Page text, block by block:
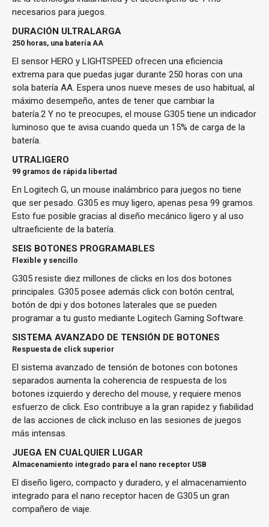
necesarios para juegos.
DURACIÓN ULTRALARGA
250 horas, una batería AA
El sensor HERO y LIGHTSPEED ofrecen una eficiencia
extrema para que puedas jugar durante 250 horas con una
sola batería AA. Espera unos nueve meses de uso habitual, al
máximo desempeño, antes de tener que cambiar la
batería.2 Y no te preocupes, el mouse G305 tiene un indicador
luminoso que te avisa cuando queda un 15% de carga de la
batería.
UTRALIGERO
99 gramos de rápida libertad
En Logitech G, un mouse inalámbrico para juegos no tiene
que ser pesado. G305 es muy ligero, apenas pesa 99 gramos.
Esto fue posible gracias al diseño mecánico ligero y al uso
ultraeficiente de la batería.
SEIS BOTONES PROGRAMABLES
Flexible y sencillo
G305 resiste diez millones de clicks en los dos botones
principales. G305 posee además click con botón central,
botón de dpi y dos botones laterales que se pueden
programar a tu gusto mediante Logitech Gaming Software.
SISTEMA AVANZADO DE TENSIÓN DE BOTONES
Respuesta de click superior
El sistema avanzado de tensión de botones con botones
separados aumenta la coherencia de respuesta de los
botones izquierdo y derecho del mouse, y requiere menos
esfuerzo de click. Eso contribuye a la gran rapidez y fiabilidad
de las acciones de click incluso en las sesiones de juegos
más intensas.
JUEGA EN CUALQUIER LUGAR
Almacenamiento integrado para el nano receptor USB
El diseño ligero, compacto y duradero, y el almacenamiento
integrado para el nano receptor hacen de G305 un gran
compañero de viaje.